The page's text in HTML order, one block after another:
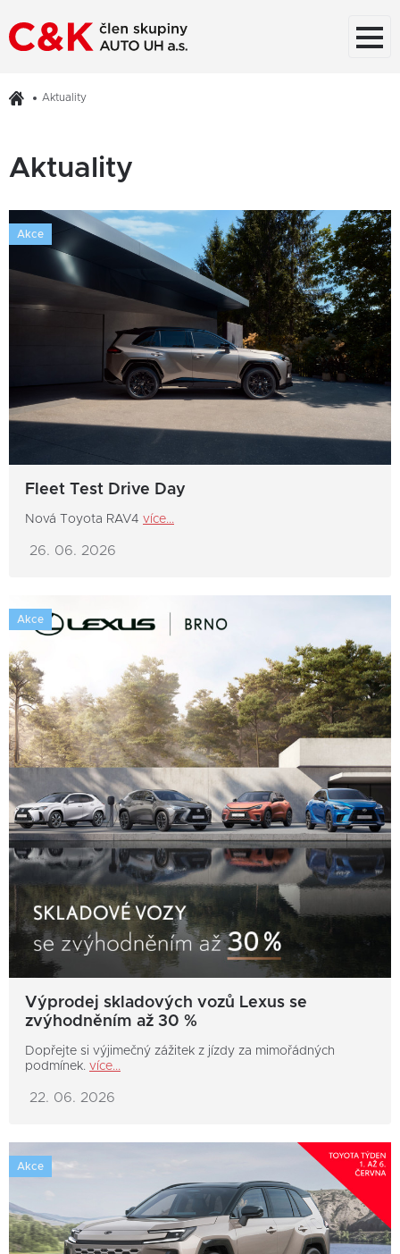
Aktuality
Aktuality
Akce
Fleet Test Drive Day
Nová Toyota RAV4 více...
26. 06. 2026
Akce
Výprodej skladových vozů Lexus se
zvýhodněním až 30 %
Dopřejte si výjimečný zážitek z jízdy za mimořádných
podmínek. více...
22. 06. 2026
Akce